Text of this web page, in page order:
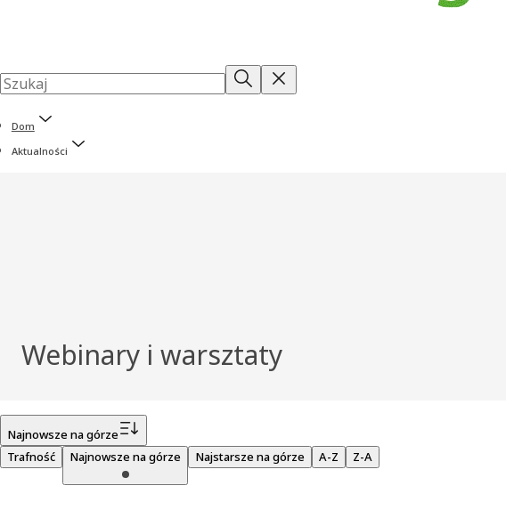
Dom
Aktualności
Webinary i warsztaty
Najnowsze na górze
Trafność
Najnowsze na górze Najstarsze na górze A-Z Z-A